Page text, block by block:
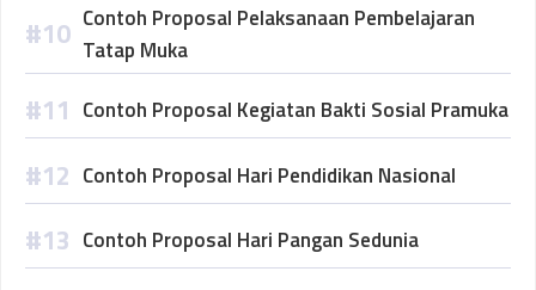
Contoh Proposal Pelaksanaan Pembelajaran
Tatap Muka
Contoh Proposal Kegiatan Bakti Sosial Pramuka
Contoh Proposal Hari Pendidikan Nasional
Contoh Proposal Hari Pangan Sedunia